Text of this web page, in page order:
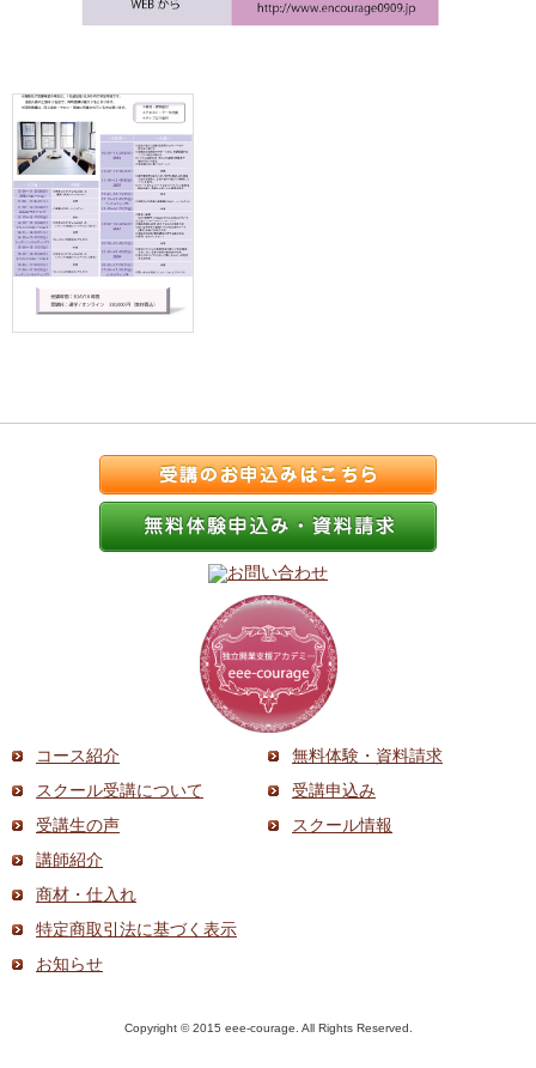
コース紹介
スクール受講について
受講生の声
講師紹介
商材・仕入れ
特定商取引法に基づく表示
お知らせ
無料体験・資料請求
受講申込み
スクール情報
Copyright © 2015 eee-courage. All Rights Reserved.